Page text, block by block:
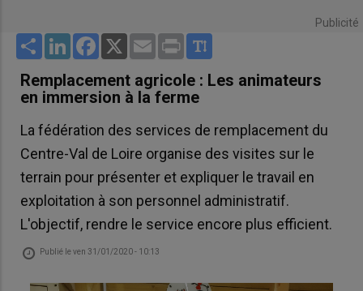
Publicité
Share LinkedInFacebook
X Email Print
Remplacement agricole : Les animateurs
en immersion à la ferme
La fédération des services de remplacement du
Centre-Val de Loire organise des visites sur le
terrain pour présenter et expliquer le travail en
exploitation à son personnel administratif.
L'objectif, rendre le service encore plus efficient.
Publié leven 31/01/2020 - 10:13